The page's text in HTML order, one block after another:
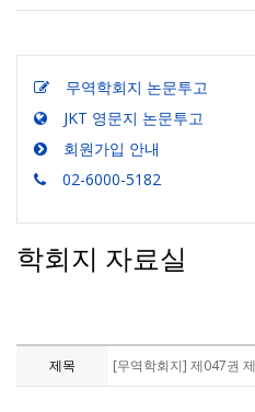
무역학회지 논문투고
JKT 영문지 논문투고
회원가입 안내
02-6000-5182
학회지 자료실
제목 [무역학회지] 제047권